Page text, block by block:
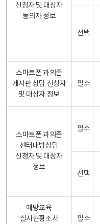
신청자 및 대상자
동의자 정보
선택
스마트폰 과의존
게시판 상담 신청자
및 대상자 정보
필수
스마트폰 과의존
센터내방상담
신청자 및 대상자
정보
필수
선택
예방교육
실시현황조사
필수